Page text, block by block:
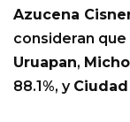
Azucena
consideran que
Uruapan,
88.1%, y